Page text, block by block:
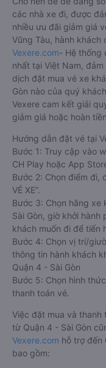
các nhà xe đi, được
nhiều ưu đãi giảm giá
Vũng Tàu, hành
Vexere.com- Hệ thống
nhất tại Việt Nam,
dịch đặt mua vé xe
Gòn nào của quý
Vexere cam kết giải
giảm giá hoặc hoàn
Hướng dẫn đặt vé tại
Bước 1: Truy cập vào
CH Play hoặc App
Bước 2: Chọn điểm đi,
VÉ XE”.
Bước 3: Chọn hãng xe
Sài Gòn, giờ khởi
khách muốn đi để tiến
Bước 4: Chọn vị trí/
thông tin hành khách
Quận 4 - Sài Gòn
Bước 5: Chọn hình
thanh toán vé.
Việc đặt mua và thanh
từ Quận 4 - Sài Gòn
Vexere.com hỗ trợ đến
bao gồm: